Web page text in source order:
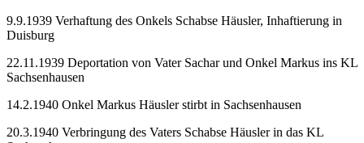
9.9.1939 Verhaftung des Onkels Schabse Häusler, Inhaftierung in
Duisburg
22.11.1939 Deportation von Vater Sachar und Onkel Markus ins KL
Sachsenhausen
14.2.1940 Onkel Markus Häusler stirbt in Sachsenhausen
20.3.1940 Verbringung des Vaters Schabse Häusler in das KL